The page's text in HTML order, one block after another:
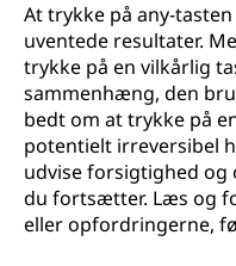
At trykke på any-
uventede resultater.
trykke på en vilkårlig
sammenhæng, den
bedt om at trykke på
potentielt irreversibel
udvise forsigtighed og
du fortsætter. Læs og
eller opfordringerne,